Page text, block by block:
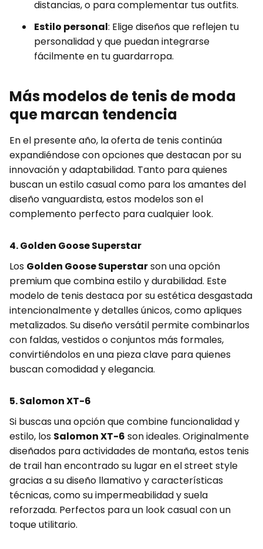
distancias, o para complementar tus outfits.
Estilo personal: Elige diseños que reflejen tu
personalidad y que puedan integrarse
fácilmente en tu guardarropa.
Más modelos de tenis de moda
que marcan tendencia
En el presente año, la oferta de tenis continúa
expandiéndose con opciones que destacan por su
innovación y adaptabilidad. Tanto para quienes
buscan un estilo casual como para los amantes del
diseño vanguardista, estos modelos son el
complemento perfecto para cualquier look.
4. Golden Goose Superstar
Los Golden Goose Superstarson una opción
premium que combina estilo y durabilidad. Este
modelo de tenis destaca por su estética desgastada
intencionalmente y detalles únicos, como apliques
metalizados. Su diseño versátil permite combinarlos
con faldas, vestidos o conjuntos más formales,
convirtiéndolos en una pieza clave para quienes
buscan comodidad y elegancia.
5. Salomon XT-6
Si buscas una opción que combine funcionalidad y
estilo, los Salomon XT-6 son ideales. Originalmente
diseñados para actividades de montaña, estos tenis
de trail han encontrado su lugar en el street style
gracias a su diseño llamativo y características
técnicas, como su impermeabilidad y suela
reforzada. Perfectos para un look casual con un
toque utilitario.